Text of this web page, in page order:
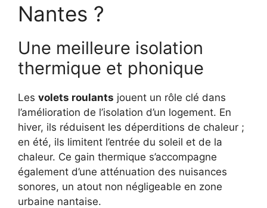
Nantes ?
Une meilleure isolation
thermique et phonique
Les volets roulants jouent un rôle clé dans
l’amélioration de l’isolation d’un logement. En
hiver, ils réduisent les déperditions de chaleur ;
en été, ils limitent l’entrée du soleil et de la
chaleur. Ce gain thermique s’accompagne
également d’une atténuation des nuisances
sonores, un atout non négligeable en zone
urbaine nantaise.